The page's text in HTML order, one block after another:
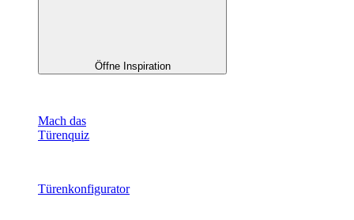
Öffne Inspiration
Mach das
Türenquiz
Türenkonfigurator